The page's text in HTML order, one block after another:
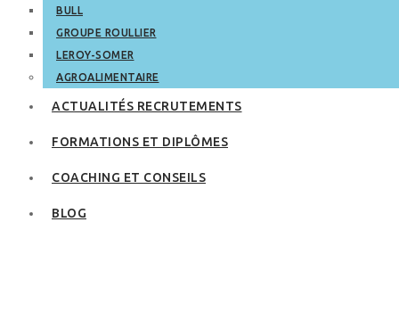
BULL
GROUPE ROULLIER
LEROY-SOMER
AGROALIMENTAIRE
ACTUALITÉS RECRUTEMENTS
FORMATIONS ET DIPLÔMES
COACHING ET CONSEILS
BLOG